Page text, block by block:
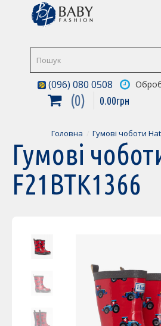
(096) 080 0508
0 0.00грн
Головна Гумові чоботи
Гумові
F21BTK1366